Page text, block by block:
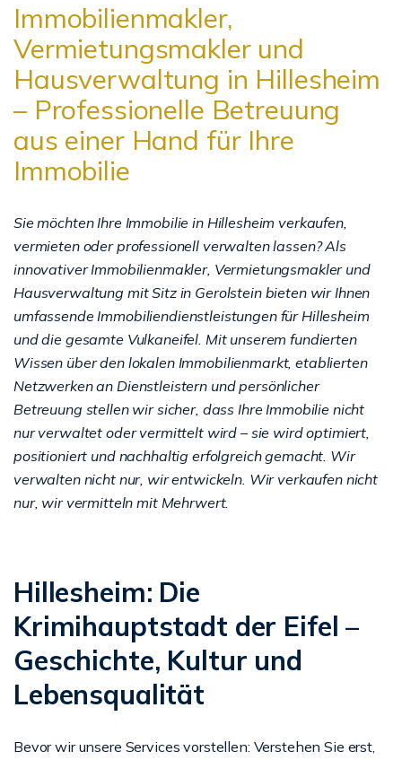
Immobilienmakler,
Vermietungsmakler und
Hausverwaltung in Hillesheim
– Professionelle Betreuung
aus einer Hand für Ihre
Immobilie
Sie möchten Ihre Immobilie in Hillesheim verkaufen,
vermieten oder professionell verwalten lassen? Als
innovativer Immobilienmakler, Vermietungsmakler und
Hausverwaltung mit Sitz in Gerolstein bieten wir Ihnen
umfassende Immobiliendienstleistungen für Hillesheim
und die gesamte Vulkaneifel. Mit unserem fundierten
Wissen über den lokalen Immobilienmarkt, etablierten
Netzwerken an Dienstleistern und persönlicher
Betreuung stellen wir sicher, dass Ihre Immobilie nicht
nur verwaltet oder vermittelt wird – sie wird optimiert,
positioniert und nachhaltig erfolgreich gemacht. Wir
verwalten nicht nur, wir entwickeln. Wir verkaufen nicht
nur, wir vermitteln mit Mehrwert.
Hillesheim: Die
Krimihauptstadt der Eifel –
Geschichte, Kultur und
Lebensqualität
Bevor wir unsere Services vorstellen: Verstehen Sie erst,